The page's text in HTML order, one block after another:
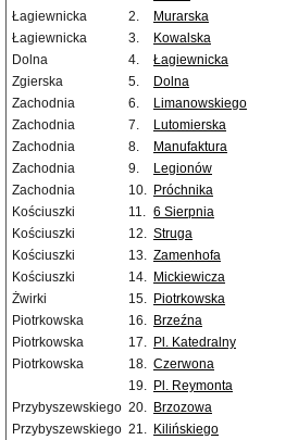
Łagiewnicka 2. Murarska
Łagiewnicka
3. Kowalska
Dolna
4. Łagiewnicka
Zgierska
5. Dolna
Zachodnia
6. Limanowskiego
Zachodnia
7. Lutomierska
Zachodnia
8. Manufaktura
Zachodnia
9. Legionów
Zachodnia
10. Próchnika
Kościuszki
11. 6 Sierpnia
Kościuszki
12. Struga
Kościuszki
13. Zamenhofa
Kościuszki
14. Mickiewicza
Żwirki
15. Piotrkowska
Piotrkowska
16. Brzeźna
Piotrkowska
17. Pl. Katedralny
Piotrkowska
18. Czerwona
19. Pl. Reymonta
Przybyszewskiego 20. Brzozowa
Przybyszewskiego 21. Kilińskiego